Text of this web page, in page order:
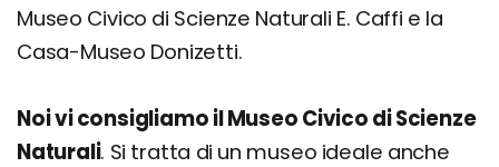
Museo Civico di Scienze Naturali E. Caffi e la
Casa-Museo Donizetti.
Noi vi consigliamo il Museo Civico di Scienze
Naturali. Si tratta di un museo ideale anche